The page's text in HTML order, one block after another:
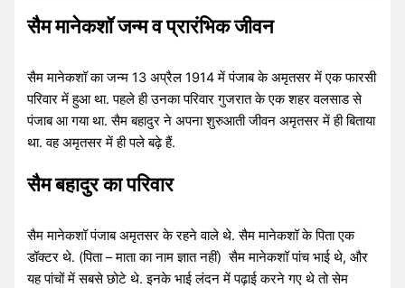
सैम मानेकशॉ जन्म व प्रारंभिक जीवन
सैम मानेकशॉ का जन्म 13 अप्रैल 1914 में पंजाब के अमृतसर में एक फारसी
परिवार में हुआ था. पहले ही उनका परिवार गुजरात के एक शहर वलसाड से
पंजाब आ गया था. सैम बहादुर ने अपना शुरुआती जीवन अमृतसर में ही बिताया
था. वह अमृतसर में ही पले बढ़े हैं.
सैम बहादुर का परिवार
सैम मानेकशॉ पंजाब अमृतसर के रहने वाले थे. सैम मानेकशॉ के पिता एक
डॉक्टर थे. (पिता – माता का नाम ज्ञात नहीं) सैम मानेकशॉ पांच भाई थे, और
यह पांचों में सबसे छोटे थे. इनके भाई लंदन में पढ़ाई करने गए थे तो सेम